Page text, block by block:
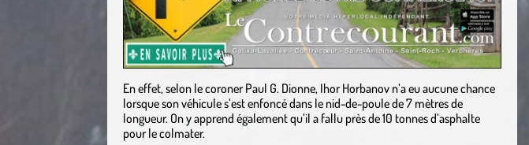
En effet, selon le coroner Paul G. Dionne, Ihor Horbanov n’a eu aucune chance
lorsque son véhicule s’est enfoncé dans le nid-de-poule de 7 mètres de
longueur. On y apprend également qu’il a fallu près de 10 tonnes d’asphalte
pour le colmater.